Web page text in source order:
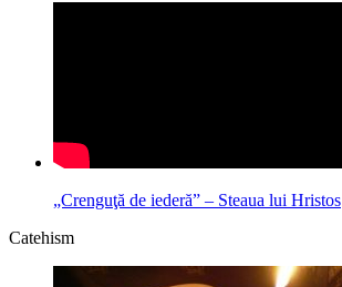
„Crenguţă de iederă” – Steaua lui Hristos
Catehism